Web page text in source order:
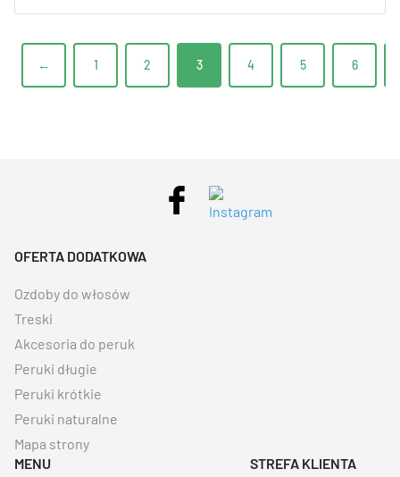
← 1 2 3 4 5 6
OFERTA DODATKOWA
Ozdoby do włosów
Treski
Akcesoria do peruk
Peruki długie
Peruki krótkie
Peruki naturalne
Mapa strony
MENU
STREFA KLIENTA